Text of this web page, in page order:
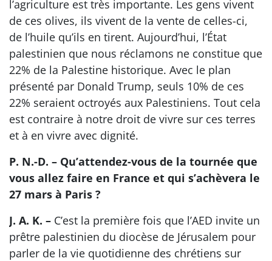
l’agriculture est très importante. Les gens vivent
de ces olives, ils vivent de la vente de celles-ci,
de l’huile qu’ils en tirent. Aujourd’hui, l’État
palestinien que nous réclamons ne constitue que
22% de la Palestine historique. Avec le plan
présenté par Donald Trump, seuls 10% de ces
22% seraient octroyés aux Palestiniens. Tout cela
est contraire à notre droit de vivre sur ces terres
et à en vivre avec dignité.
P. N.-D. – Qu’attendez-vous de la tournée que
vous allez faire en France et qui s’achèvera le
27 mars à Paris ?
J. A. K. – C’est la première fois que l’AED invite un
prêtre palestinien du diocèse de Jérusalem pour
parler de la vie quotidienne des chrétiens sur